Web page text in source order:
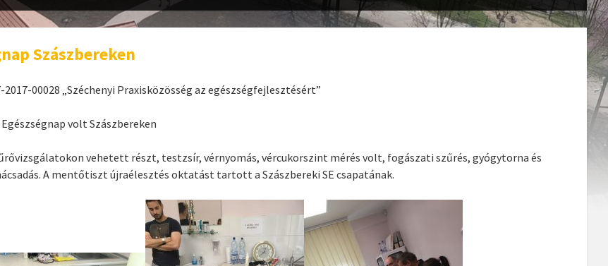
Szászbereken
2017-00028 „Széchenyi Praxisközösség az egészségfejlesztésért”
Egészségnap volt Szászbereken
vehetett részt, testzsír, vérnyomás, vércukorszint mérés volt, fogászati szűrés, gyógytorna és
A mentőtiszt újraélesztés oktatást tartott a Szászbereki SE csapatának.